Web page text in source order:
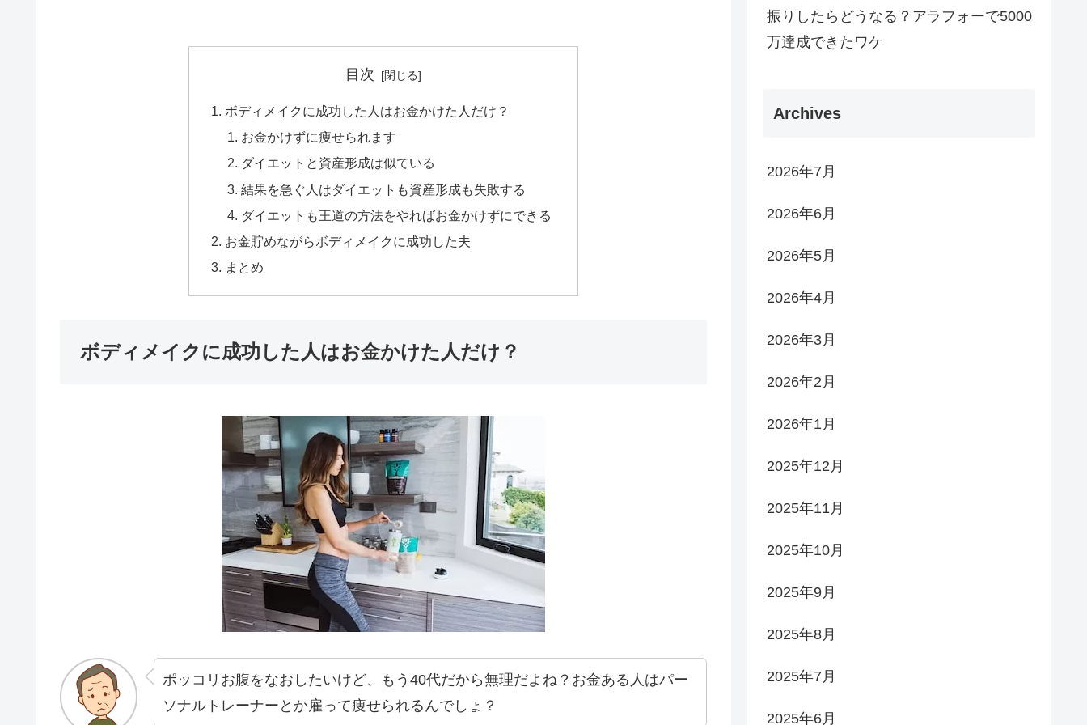
目次
ボディメイクに成功した人はお金かけた人だけ？
お金かけずに痩せられます
ダイエットと資産形成は似ている
結果を急ぐ人はダイエットも資産形成も失敗する
ダイエットも王道の方法をやればお金かけずにできる
お金貯めながらボディメイクに成功した夫
まとめ
ボディメイクに成功した人はお金かけた人だけ？
ポッコリお腹をなおしたいけど、もう40代だから無理だよね？お金ある人はパー
ソナルトレーナーとか雇って痩せられるんでしょ？
振りしたらどうなる？アラフォーで5000
万達成できたワケ
Archives
2026年7月
2026年6月
2026年5月
2026年4月
2026年3月
2026年2月
2026年1月
2025年12月
2025年11月
2025年10月
2025年9月
2025年8月
2025年7月
2025年6月